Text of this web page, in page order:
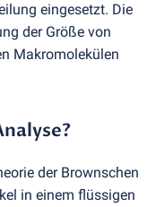
eingesetzt. Die
der Größe von
Makromolekülen
der Brownschen
in einem flüssigen